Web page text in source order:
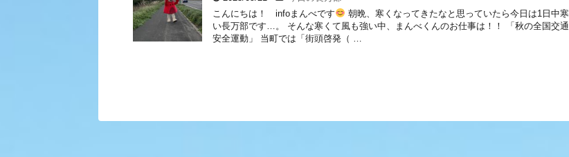
こんにちは！ infoまんべです
朝晩、寒くなってきたなと思っていたら今日は1日中寒
い長万部です…。 そんな寒くて風も強い中、まんべくんのお仕事は！！ 「秋の全国交通
安全運動」 当町では「街頭啓発（ …